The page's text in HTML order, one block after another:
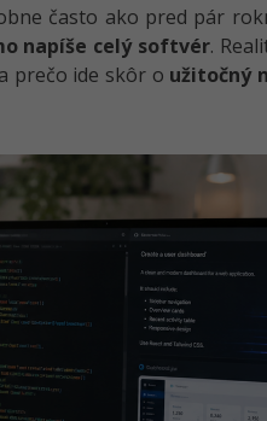
často ako pred pár
napíše celý softvér.
a prečo ide skôr o užitočný